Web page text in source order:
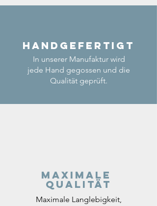
Handgefertigt
In unserer Manufaktur wird
jede Hand gegossen und die
Qualität geprüft.
Maximale
Qualität
Maximale Langlebigkeit,